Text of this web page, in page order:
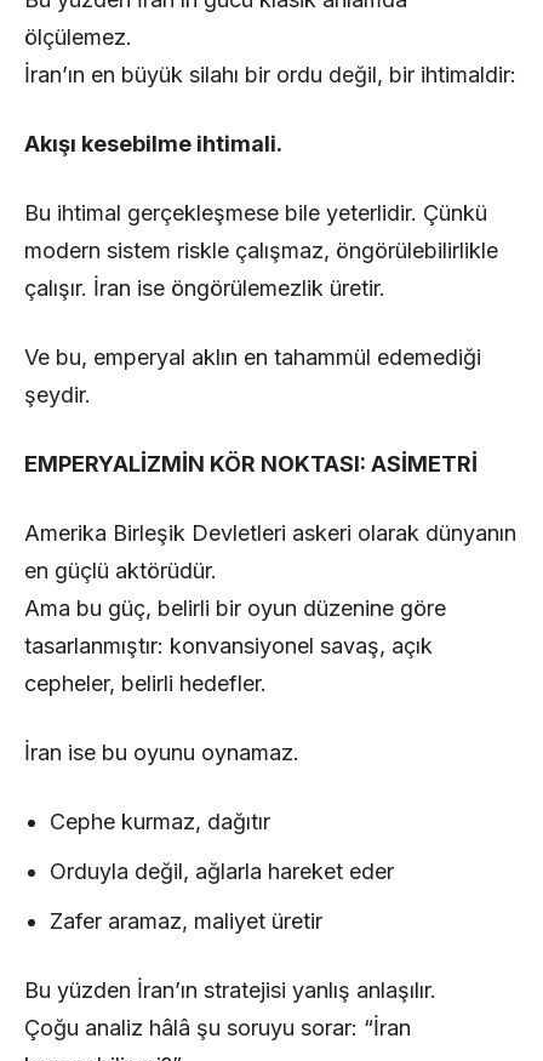
ölçülemez.
İran’ın en büyük silahı bir ordu değil, bir ihtimaldir:
Akışı kesebilme ihtimali.
Bu ihtimal gerçekleşmese bile yeterlidir. Çünkü
modern sistem riskle çalışmaz, öngörülebilirlikle
çalışır. İran ise öngörülemezlik üretir.
Ve bu, emperyal aklın en tahammül edemediği
şeydir.
EMPERYALİZMİN KÖR NOKTASI: ASİMETRİ
Amerika Birleşik Devletleri askeri olarak dünyanın
en güçlü aktörüdür.
Ama bu güç, belirli bir oyun düzenine göre
tasarlanmıştır: konvansiyonel savaş, açık
cepheler, belirli hedefler.
İran ise bu oyunu oynamaz.
Cephe kurmaz, dağıtır
Orduyla değil, ağlarla hareket eder
Zafer aramaz, maliyet üretir
Bu yüzden İran’ın stratejisi yanlış anlaşılır.
Çoğu analiz hâlâ şu soruyu sorar: “İran